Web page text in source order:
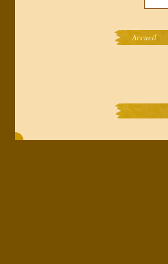
Accueil